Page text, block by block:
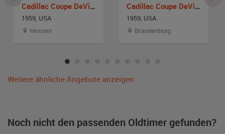
Cadillac Coupe DeVille
1959, USA
Hessen
Cadillac Coupe DeVille
1959, USA
Brandenburg
Weitere ähnliche Angebote anzeigen
Noch nicht den passenden Oldtimer gefunden?